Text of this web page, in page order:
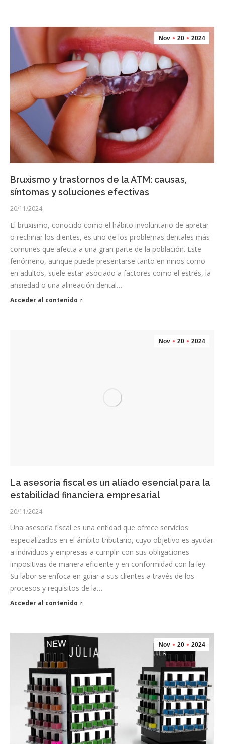
Nov 20 2024
Bruxismo y trastornos de la ATM: causas,
síntomas y soluciones efectivas
20/11/2024
El bruxismo, conocido como el hábito involuntario de apretar
o rechinar los dientes, es uno de los problemas dentales más
comunes que afecta a una gran parte de la población. Este
fenómeno, aunque puede presentarse tanto en niños como
en adultos, suele estar asociado a factores como el estrés, la
ansiedad o una alineación dental…
Acceder al contenido
Nov 20 2024
La asesoría fiscal es un aliado esencial para la
estabilidad financiera empresarial
20/11/2024
Una asesoría fiscal es una entidad que ofrece servicios
especializados en el ámbito tributario, cuyo objetivo es ayudar
a individuos y empresas a cumplir con sus obligaciones
impositivas de manera eficiente y en conformidad con la ley.
Su labor se enfoca en guiar a sus clientes a través de los
procesos y requisitos de la…
Acceder al contenido
Nov 20 2024